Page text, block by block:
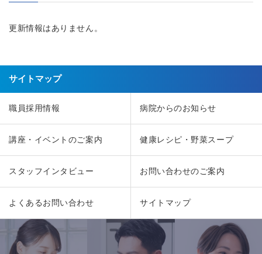
更新情報はありません。
サイトマップ
職員採用情報 病院からのお知らせ
講座・イベントのご案内 健康レシピ・野菜スープ
スタッフインタビュー お問い合わせのご案内
よくあるお問い合わせ サイトマップ